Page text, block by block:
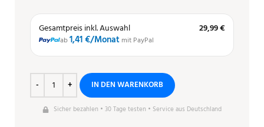
Gesamtpreis inkl. Auswahl
ab1,41 €/Monat mit PayPal
29,99 €
IN DEN WARENKORB
Sicher bezahlen • 30 Tage testen • Service aus Deutschland